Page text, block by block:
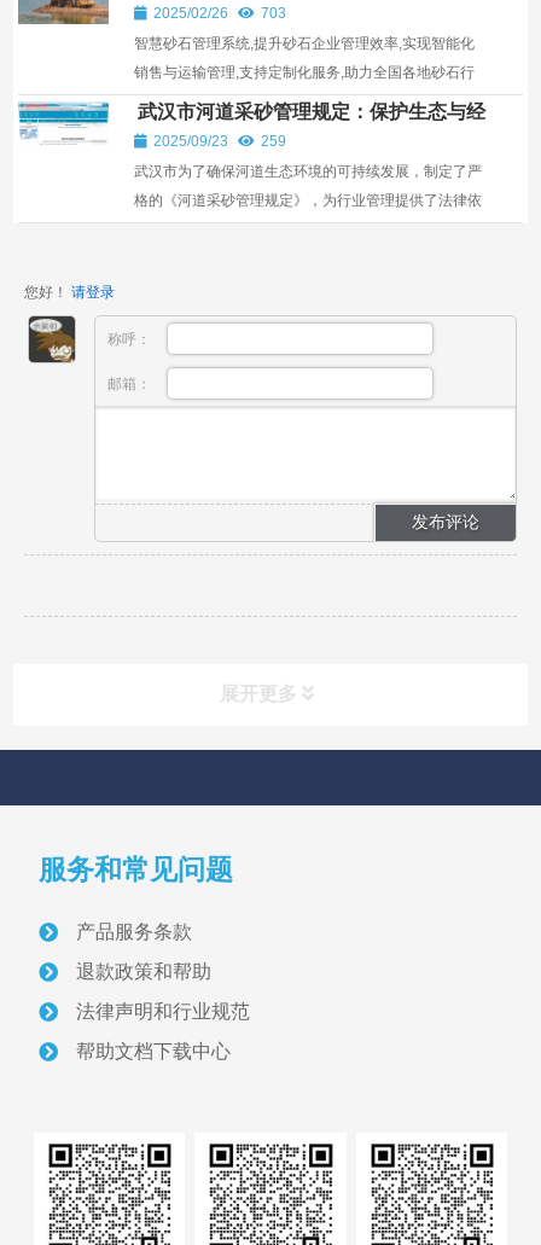
器2025/02/26
703
智慧砂石管理系统,提升砂石企业管理效率,实现智能化
销售与运输管理,支持定制化服务,助力全国各地砂石行
业发展。
武汉市河道采砂管理规定：保护生态与经
济发展的平衡之道
2025/09/23
259
武汉市为了确保河道生态环境的可持续发展，制定了严
格的《河道采砂管理规定》，为行业管理提供了法律依
您好！ 请登录
称呼：
邮箱：
展开更多
首页
关于我们
智慧砂场建设案例
联系我们
服务和常见问题
产品服务条款
退款政策和帮助
法律声明和行业规范
帮助文档下载中心